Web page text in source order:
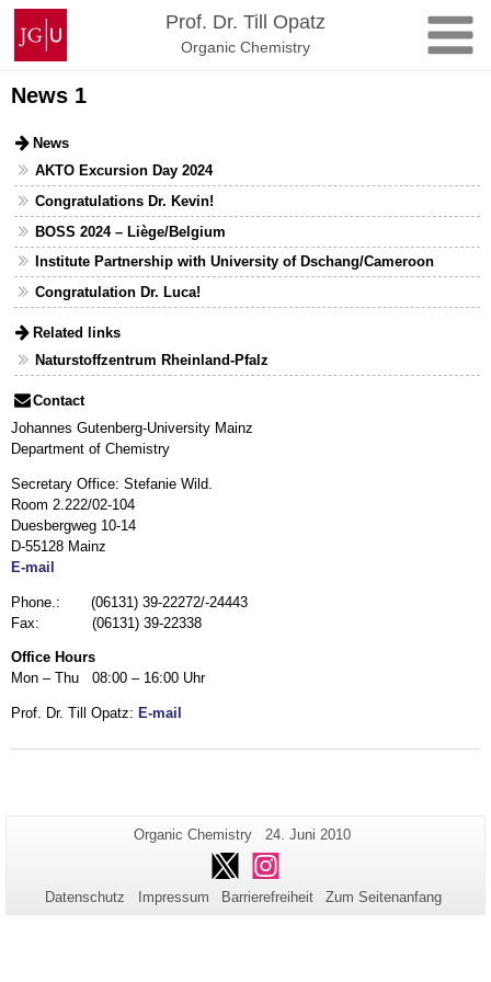
Zum
Inhalt
springen
Johannes
Gutenberg-
Universität
Mainz
Prof. Dr. Till Opatz
Organic Chemistry
News 1
News
AKTO Excursion Day 2024
Congratulations Dr. Kevin!
BOSS 2024 – Liège/Belgium
Institute Partnership with University of Dschang/Cameroon
Congratulation Dr. Luca!
Related links
Naturstoffzentrum Rheinland-Pfalz
Contact
Johannes Gutenberg-University Mainz
Department of Chemistry
Secretary Office: Stefanie Wild.
Room 2.222/02-104
Duesbergweg 10-14
D-55128 Mainz
E-mail
Phone.: (06131) 39-22272/-24443
Fax: (06131) 39-22338
Office Hours
Mon – Thu 08:00 – 16:00 Uhr
Prof. Dr. Till Opatz: E-mail
Zusätzliche
Informationen
zu
dieser
Seiten-
Organic Chemistry
Letzte
Aktualisierung:
24. Juni 2010
TwitterInstagram
Datenschutz Impressum Barrierefreiheit Zum Seitenanfang